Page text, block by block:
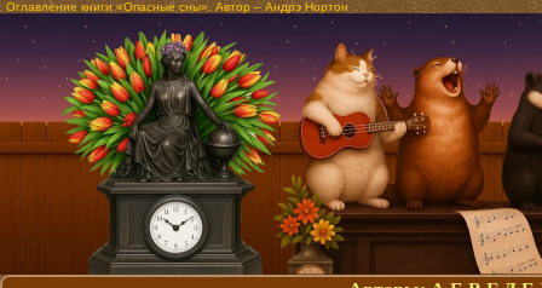
Оглавление книги «Опасные сны». Автор – Андрэ Нортон